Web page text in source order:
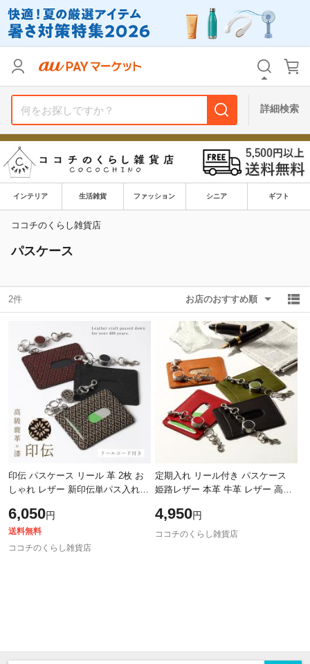
詳細検索
インテリア 生活雑貨 ファッション シニア ギフト
ココチのくらし雑貨店
パスケース
2件 お店のおすすめ順
印伝 パスケース リール 革 2枚 お
しゃれ レザー 新印伝単パス入れリ
6,050円
送料無料
ココチのくらし雑貨店
定期入れ リール付き パスケース
姫路レザー 本革 牛革 レザー 高級
タンレザー リール付き
4,950円
ココチのくらし雑貨店
支払い方法
その他の条件
送料無料 タイムセール
Pontaパス特典対象すべて
サンキュー配送対象
キーワード
除外ワード
リセット
支払い方法
その他の条件
送料無料 タイムセール
Pontaパス特典対象すべて
サンキュー配送対象
キーワード
除外ワード